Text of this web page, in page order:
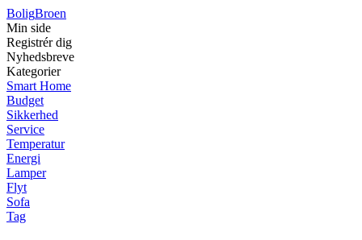
BoligBroen
Min side
Registrér dig
Nyhedsbreve
Kategorier
Smart Home
Budget
Sikkerhed
Service
Temperatur
Energi
Lamper
Flyt
Sofa
Tag